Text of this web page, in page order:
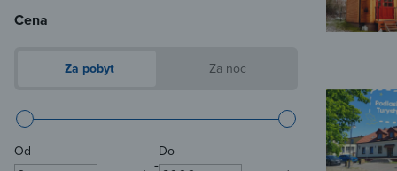
Cena
Za pobyt Za noc
Od
-
Do